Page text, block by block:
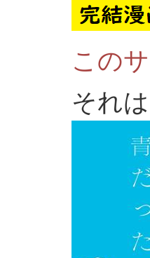
この
それ